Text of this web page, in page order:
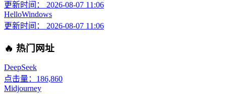
更新时间： 2026-08-07 11:06
HelloWindows
更新时间： 2026-08-07 11:06
🔥 热门网址
DeepSeek
点击量：186,860
Midjourney